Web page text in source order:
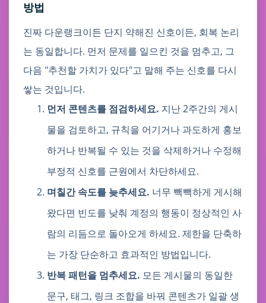
방법
진짜 다운랭크이든 단지 약해진 신호이든, 회복 논리
는 동일합니다. 먼저 문제를 일으킨 것을 멈추고, 그
다음 "추천할 가치가 있다"고 말해 주는 신호를 다시
쌓는 것입니다.
먼저 콘텐츠를 점검하세요. 지난 2주간의 게시
물을 검토하고, 규칙을 어기거나 과도하게 홍보
하거나 반복될 수 있는 것을 삭제하거나 수정해
부정적 신호를 근원에서 차단하세요.
며칠간 속도를 늦추세요. 너무 빽빽하게 게시해
왔다면 빈도를 낮춰 계정의 행동이 정상적인 사
람의 리듬으로 돌아오게 하세요. 제한을 단축하
는 가장 단순하고 효과적인 방법입니다.
반복 패턴을 멈추세요. 모든 게시물의 동일한
문구, 태그, 링크 조합을 바꿔 콘텐츠가 일괄 생